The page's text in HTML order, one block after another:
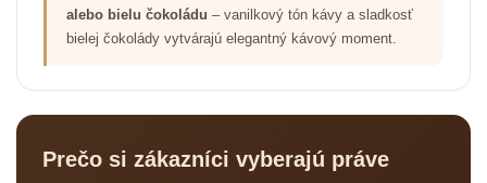
alebo bielu čokoládu – vanilkový tón kávy a sladkosť
bielej čokolády vytvárajú elegantný kávový moment.
Prečo si zákazníci vyberajú práve